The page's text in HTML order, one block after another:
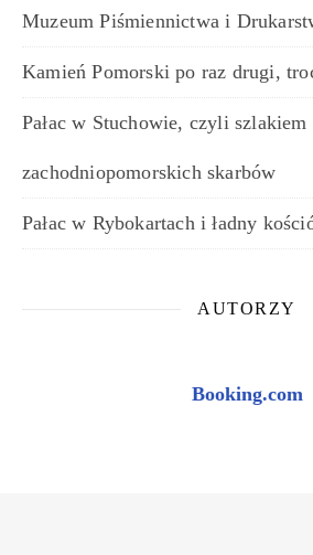
Muzeum Piśmiennictwa i
Kamień Pomorski po raz drugi,
Pałac w Stuchowie, czyli szlakiem
zachodniopomorskich skarbów
Pałac w Rybokartach i ładny
AUTORZY
Booking.com